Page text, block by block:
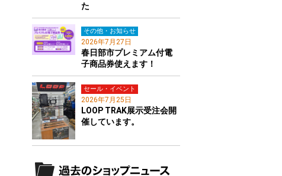
た
その他・お知らせ
2026年7月27日
春日部市プレミアム付電
子商品券使えます！
セール・イベント
2026年7月25日
LOOP TRAK展示受注会開
催しています。